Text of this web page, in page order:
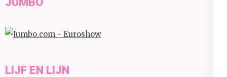
LIJF EN LIJN